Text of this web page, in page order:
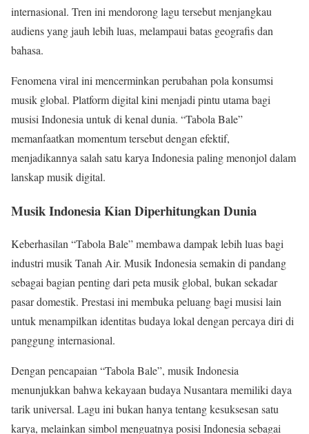
internasional. Tren ini mendorong lagu tersebut menjangkau
audiens yang jauh lebih luas, melampaui batas geografis dan
bahasa.
Fenomena viral ini mencerminkan perubahan pola konsumsi
musik global. Platform digital kini menjadi pintu utama bagi
musisi Indonesia untuk di kenal dunia. “Tabola Bale”
memanfaatkan momentum tersebut dengan efektif,
menjadikannya salah satu karya Indonesia paling menonjol dalam
lanskap musik digital.
Musik Indonesia Kian Diperhitungkan Dunia
Keberhasilan “Tabola Bale” membawa dampak lebih luas bagi
industri musik Tanah Air. Musik Indonesia semakin di pandang
sebagai bagian penting dari peta musik global, bukan sekadar
pasar domestik. Prestasi ini membuka peluang bagi musisi lain
untuk menampilkan identitas budaya lokal dengan percaya diri di
panggung internasional.
Dengan pencapaian “Tabola Bale”, musik Indonesia
menunjukkan bahwa kekayaan budaya Nusantara memiliki daya
tarik universal. Lagu ini bukan hanya tentang kesuksesan satu
karya, melainkan simbol menguatnya posisi Indonesia sebagai